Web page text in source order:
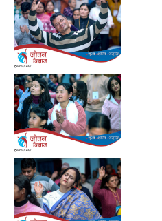
Preview
Preview